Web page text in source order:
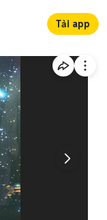
Tải app